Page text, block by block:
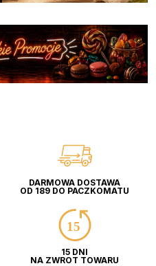
DARMOWA DOSTAWA
OD 189 DO PACZKOMATU
15 DNI
NA ZWROT TOWARU